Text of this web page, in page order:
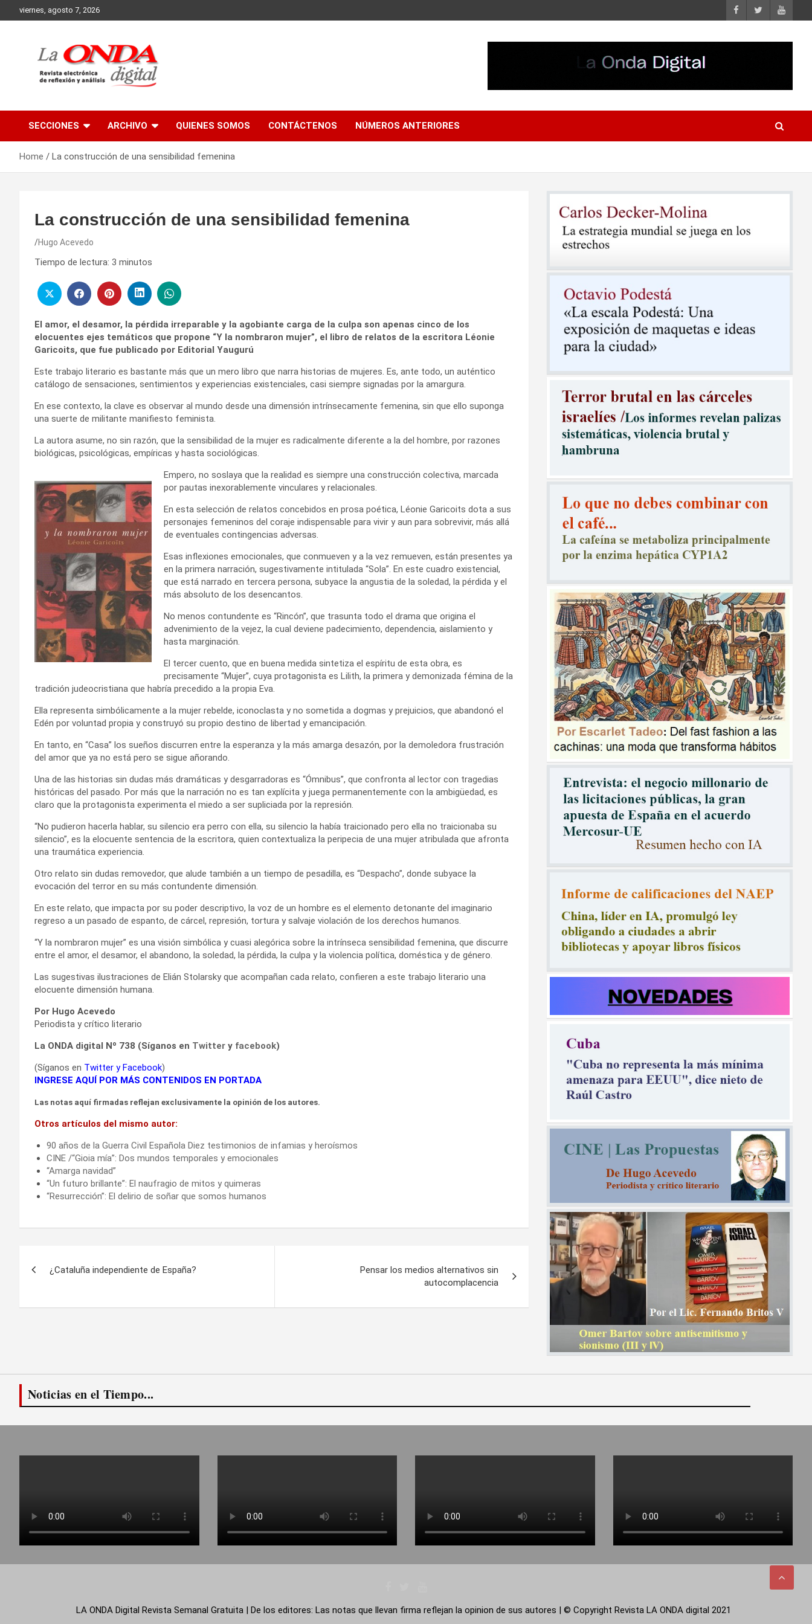
to
viernes, agosto 7, 2026
SECCIONES ARCHIVO QUIENES SOMOS CONTÁCTENOS NÚMEROS ANTERIORES
Home La construcción de una sensibilidad femenina
La construcción de una sensibilidad femenina
Hugo Acevedo
Tiempo de lectura: 3 minutos
El amor, el desamor, la pérdida irreparable y la agobiante carga de la culpa son apenas cinco de los
elocuentes ejes temáticos que propone “Y la nombraron mujer”, el libro de relatos de la escritora Léonie
Garicoits, que fue publicado por Editorial Yaugurú
Este trabajo literario es bastante más que un mero libro que narra historias de mujeres. Es, ante todo, un auténtico
catálogo de sensaciones, sentimientos y experiencias existenciales, casi siempre signadas por la amargura.
En ese contexto, la clave es observar al mundo desde una dimensión intrínsecamente femenina, sin que ello suponga
una suerte de militante manifiesto feminista.
La autora asume, no sin razón, que la sensibilidad de la mujer es radicalmente diferente a la del hombre, por razones
biológicas, psicológicas, empíricas y hasta sociológicas.
Empero, no soslaya que la realidad es siempre una construcción colectiva, marcada
por pautas inexorablemente vinculares y relacionales.
En esta selección de relatos concebidos en prosa poética, Léonie Garicoits dota a sus
personajes femeninos del coraje indispensable para vivir y aun para sobrevivir, más allá
de eventuales contingencias adversas.
Esas inflexiones emocionales, que conmueven y a la vez remueven, están presentes ya
en la primera narración, sugestivamente intitulada “Sola”. En este cuadro existencial,
que está narrado en tercera persona, subyace la angustia de la soledad, la pérdida y el
más absoluto de los desencantos.
No menos contundente es “Rincón”, que trasunta todo el drama que origina el
advenimiento de la vejez, la cual deviene padecimiento, dependencia, aislamiento y
hasta marginación.
El tercer cuento, que en buena medida sintetiza el espíritu de esta obra, es
precisamente “Mujer”, cuya protagonista es Lilith, la primera y demonizada fémina de la
tradición judeocristiana que habría precedido a la propia Eva.
Ella representa simbólicamente a la mujer rebelde, iconoclasta y no sometida a dogmas y prejuicios, que abandonó el
Edén por voluntad propia y construyó su propio destino de libertad y emancipación.
En tanto, en “Casa” los sueños discurren entre la esperanza y la más amarga desazón, por la demoledora frustración
del amor que ya no está pero se sigue añorando.
Una de las historias sin dudas más dramáticas y desgarradoras es “Ómnibus”, que confronta al lector con tragedias
históricas del pasado. Por más que la narración no es tan explícita y juega permanentemente con la ambigüedad, es
claro que la protagonista experimenta el miedo a ser supliciada por la represión.
“No pudieron hacerla hablar, su silencio era perro con ella, su silencio la había traicionado pero ella no traicionaba su
silencio”, es la elocuente sentencia de la escritora, quien contextualiza la peripecia de una mujer atribulada que afronta
una traumática experiencia.
Otro relato sin dudas removedor, que alude también a un tiempo de pesadilla, es “Despacho”, donde subyace la
evocación del terror en su más contundente dimensión.
En este relato, que impacta por su poder descriptivo, la voz de un hombre es el elemento detonante del imaginario
regreso a un pasado de espanto, de cárcel, represión, tortura y salvaje violación de los derechos humanos.
“Y la nombraron mujer” es una visión simbólica y cuasi alegórica sobre la intrínseca sensibilidad femenina, que discurre
entre el amor, el desamor, el abandono, la soledad, la pérdida, la culpa y la violencia política, doméstica y de género.
Las sugestivas ilustraciones de Elián Stolarsky que acompañan cada relato, confieren a este trabajo literario una
elocuente dimensión humana.
Por Hugo Acevedo
Periodista y crítico literario
La ONDA digital Nº 738 (Síganos en Twitter y facebook)
(Síganos en Twitter yFacebook)
INGRESE AQUÍ POR MÁS CONTENIDOS EN PORTADA
Las notas aquí firmadas reflejan exclusivamente la opinión de los autores.
Otros artículos del mismo autor:
90 años de la Guerra Civil Española Diez testimonios de infamias y heroísmos
CINE /“Gioia mía”: Dos mundos temporales y emocionales
“Amarga navidad”
“Un futuro brillante”: El naufragio de mitos y quimeras
“Resurrección”: El delirio de soñar que somos humanos
entradas
¿Cataluña independiente de España?
Pensar los medios alternativos sin
autocomplacencia
Noticias en el Tiempo...
LA ONDA Digital Revista Semanal Gratuita | De los editores: Las notas que llevan firma reflejan la opinion de sus autores | © Copyright Revista LA ONDA digital 2021